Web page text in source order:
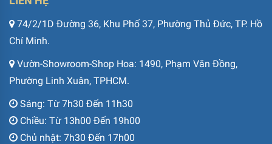
74/2/1D Đường 36, Khu Phố 37, Phường Thủ Đức, TP. Hồ
Chí Minh.
Vườn-Showroom-Shop Hoa: 1490, Phạm Văn Đồng,
Phường Linh Xuân, TPHCM.
Sáng: Từ 7h30 Đến 11h30
Chiều: Từ 13h00 Đến 19h00
Chủ nhật: 7h30 Đến 17h00